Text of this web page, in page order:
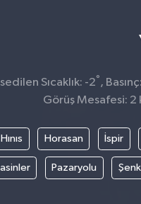
Sıcaklık: -2° ,
Görüş Mesafesi: 2
Hınıs Horasan İspir
Pazaryolu